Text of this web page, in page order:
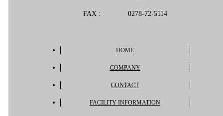
FAX : 0278-72-5114
HOME
COMPANY
CONTACT
FACILITY INFORMATION